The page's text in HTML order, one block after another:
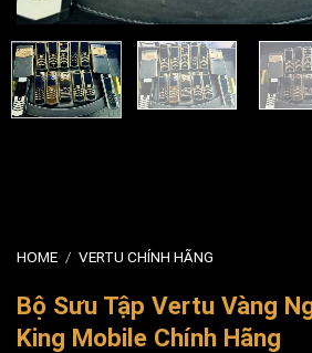
HOME / VERTU CHÍNH HÃNG
Bộ Sưu Tập Vertu Vàng
King Mobile Chính Hãng